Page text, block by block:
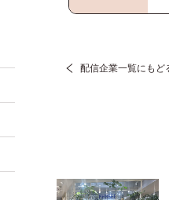
配信企業一覧にもど